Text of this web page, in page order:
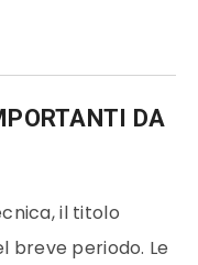
DA
il titolo
breve periodo. Le